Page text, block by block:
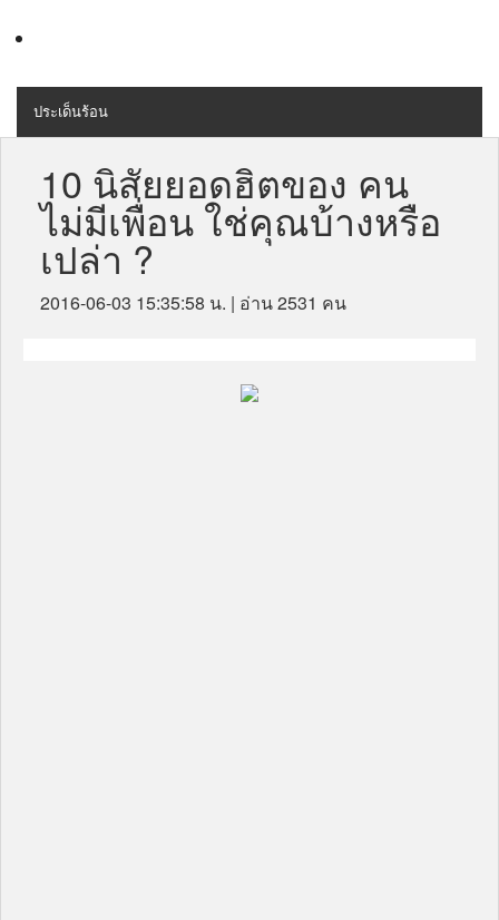
ประเด็นร้อน
เครื่องสำอางค์
ลดความอ้วน
ไลฟ์สไตล์
10 นิสัยยอดฮิตของ คน
ไม่มีเพื่อน ใช่คุณบ้างหรือ
เปล่า ?
2016-06-03 15:35:58 น. | อ่าน 2531 คน